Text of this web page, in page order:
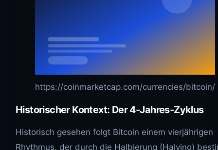
https://coinmarketcap.com/currencies/bitcoin/
Historischer Kontext: Der 4-Jahres-Zyklus
Historisch gesehen folgt Bitcoin einem vierjährigen
Rhythmus, der durch die Halbierung (Halving)